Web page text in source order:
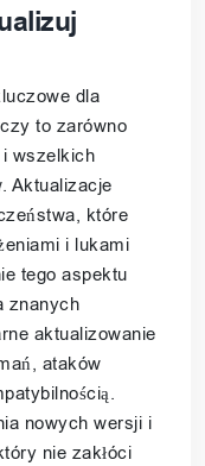
dla
to zarówno
wszelkich
Aktualizacje
które
i lukami
tego aspektu
znanych
aktualizowanie
ataków
nowych wersji i
nie zakłóci